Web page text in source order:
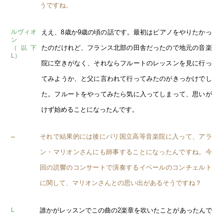
うですね。
ルヴィオ
ン
（以下
L）
ええ、8歳か9歳の頃の話です。最初はピアノをやりたかっ
たのだけれど、フランス北部の田舎だったので地元の音楽
院に空きがなく、それならフルートのレッスンを見に行っ
てみようか、と父に言われて行ってみたのがきっかけでし
た。フルートをやってみたら気に入ってしまって、思いが
けず始めることになったんです。
-- それで結果的には後にパリ国立高等音楽院に入って、アラ
ン・マリオンさんにも師事することになったんですね。今
回の読響のコンサートで演奏するイベールのコンチェルト
に関して、マリオンさんとの思い出があるそうですね？
L 誰かがレッスンでこの曲の2楽章を吹いたことがあったんで